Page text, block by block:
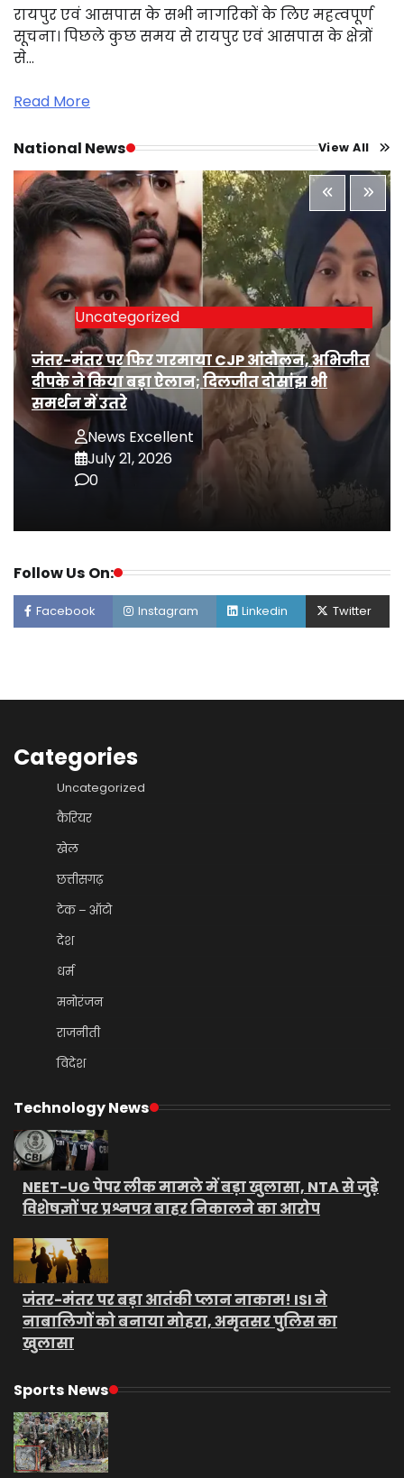
रायपुर एवं आसपास के सभी नागरिकों के लिए महत्वपूर्ण
सूचना। पिछले कुछ समय से रायपुर एवं आसपास के क्षेत्रों
से…
Read More
National News View All
Uncategorized
जंतर-मंतर पर फिर गरमाया CJP आंदोलन, अभिजीत
दीपके ने किया बड़ा ऐलान; दिलजीत दोसांझ भी
समर्थन में उतरे
News Excellent
July 21, 2026
0
Follow Us On:
Facebook Instagram Linkedin Twitter
Categories
Uncategorized
कैरियर
खेल
छत्तीसगढ़
टेक – ऑटो
देश
धर्म
मनोरंजन
राजनीती
विदेश
Technology News
NEET-UG पेपर लीक मामले में बड़ा खुलासा, NTA से जुड़े
विशेषज्ञों पर प्रश्नपत्र बाहर निकालने का आरोप
जंतर-मंतर पर बड़ा आतंकी प्लान नाकाम! ISI ने
नाबालिगों को बनाया मोहरा, अमृतसर पुलिस का
खुलासा
Sports News